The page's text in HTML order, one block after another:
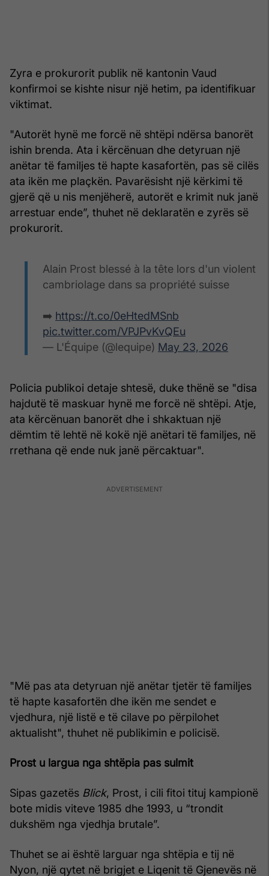
Zyra e prokurorit publik në kantonin Vaud
konfirmoi se kishte nisur një hetim, pa identifikuar
viktimat.
"Autorët hynë me forcë në shtëpi ndërsa banorët
ishin brenda. Ata i kërcënuan dhe detyruan një
anëtar të familjes të hapte kasafortën, pas së cilës
ata ikën me plaçkën. Pavarësisht një kërkimi të
gjerë që u nis menjëherë, autorët e krimit nuk janë
arrestuar ende”, thuhet në deklaratën e zyrës së
prokurorit.
Alain Prost blessé à la tête lors d'un violent
cambriolage dans sa propriété suisse
➡️ https://t.co/0eHtedMSnb
pic.twitter.com/VPJPvKvQEu
— L'Équipe (@lequipe) May 23, 2026
Policia publikoi detaje shtesë, duke thënë se "disa
hajdutë të maskuar hynë me forcë në shtëpi. Atje,
ata kërcënuan banorët dhe i shkaktuan një
dëmtim të lehtë në kokë një anëtari të familjes, në
rrethana që ende nuk janë përcaktuar".
"Më pas ata detyruan një anëtar tjetër të familjes
të hapte kasafortën dhe ikën me sendet e
vjedhura, një listë e të cilave po përpilohet
aktualisht", thuhet në publikimin e policisë.
Prost u largua nga shtëpia pas sulmit
Sipas gazetës Blick, Prost, i cili fitoi tituj kampionë
bote midis viteve 1985 dhe 1993, u “trondit
dukshëm nga vjedhja brutale”.
Thuhet se ai është larguar nga shtëpia e tij në
Nyon, një qytet në brigjet e Liqenit të Gjenevës në